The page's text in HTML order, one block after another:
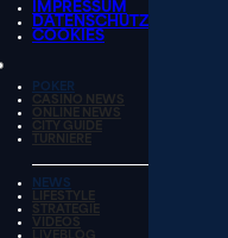
IMPRESSUM
DATENSCHUTZ
COOKIES
POKER
CASINO NEWS
ONLINE NEWS
CITY GUIDE
TURNIERE
NEWS
LIFESTYLE
STRATEGIE
VIDEOS